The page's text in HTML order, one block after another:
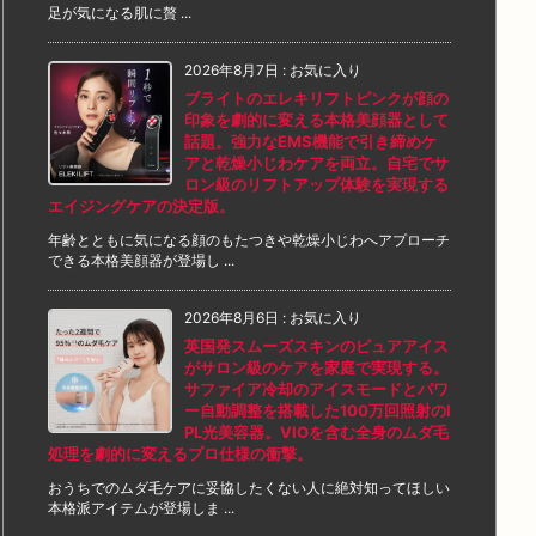
足が気になる肌に贅 ...
2026年8月7日 : お気に入り
ブライトのエレキリフトピンクが顔の
印象を劇的に変える本格美顔器として
話題。強力なEMS機能で引き締めケ
アと乾燥小じわケアを両立。自宅でサ
ロン級のリフトアップ体験を実現する
エイジングケアの決定版。
年齢とともに気になる顔のもたつきや乾燥小じわへアプローチ
できる本格美顔器が登場し ...
2026年8月6日 : お気に入り
英国発スムーズスキンのピュアアイス
がサロン級のケアを家庭で実現する。
サファイア冷却のアイスモードとパワ
ー自動調整を搭載した100万回照射のI
PL光美容器。VIOを含む全身のムダ毛
処理を劇的に変えるプロ仕様の衝撃。
おうちでのムダ毛ケアに妥協したくない人に絶対知ってほしい
本格派アイテムが登場しま ...